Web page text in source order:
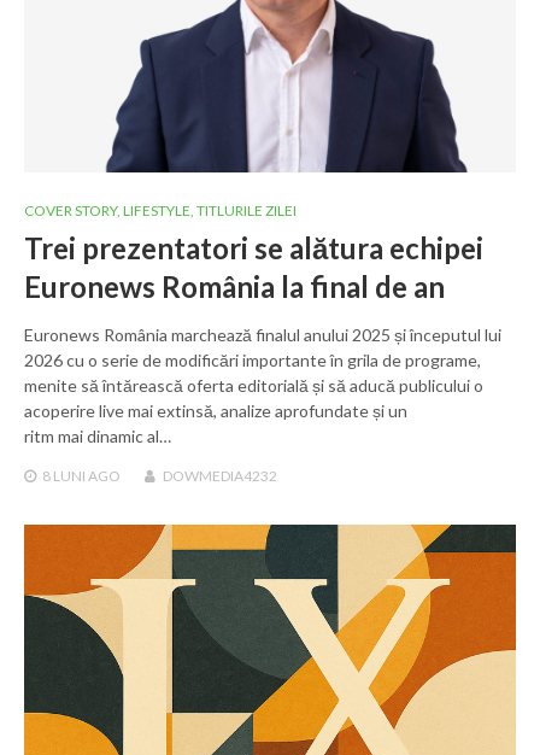
COVER STORY, LIFESTYLE, TITLURILE ZILEI
Trei prezentatori se alătura echipei
Euronews România la final de an
Euronews România marchează finalul anului 2025 și începutul lui
2026 cu o serie de modificări importante în grila de programe,
menite să întărească oferta editorială și să aducă publicului o
acoperire live mai extinsă, analize aprofundate și un
ritm mai dinamic al…
8 LUNI AGO DOWMEDIA4232